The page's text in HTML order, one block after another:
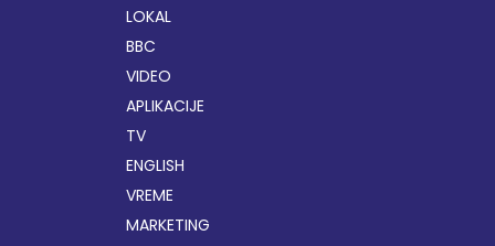
LOKAL
BBC
VIDEO
APLIKACIJE
TV
ENGLISH
VREME
MARKETING